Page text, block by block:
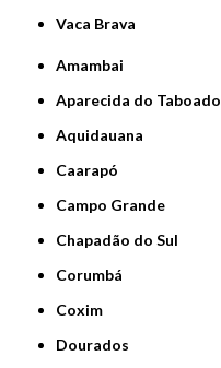
Vaca Brava
Amambai
Aparecida do Taboado
Aquidauana
Caarapó
Campo Grande
Chapadão do Sul
Corumbá
Coxim
Dourados